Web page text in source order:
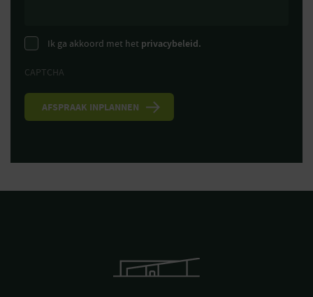
Ik ga akkoord met het privacybeleid.
CAPTCHA